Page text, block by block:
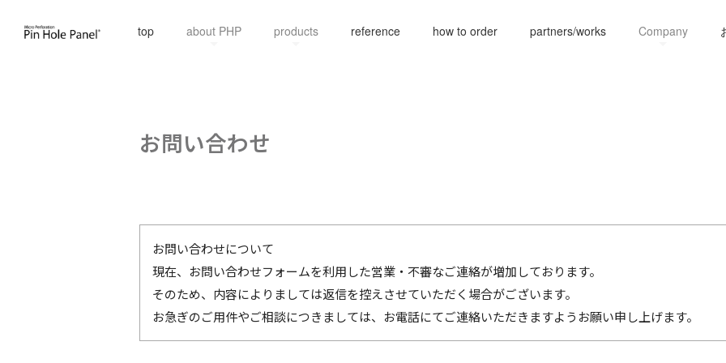
top about PHP products reference how to order partners/works Company
お問い合わせ
お問い合わせについて
現在、お問い合わせフォームを利用した営業・不審なご連絡が増加しております。
そのため、内容によりましては返信を控えさせていただく場合がございます。
お急ぎのご用件やご相談につきましては、お電話にてご連絡いただきますようお願い申し上げます。